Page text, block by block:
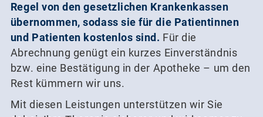
Regel von den gesetzlichen Krankenkassen
übernommen, sodass sie für die Patientinnen
und Patienten kostenlos sind. Für die
Abrechnung genügt ein kurzes Einverständnis
bzw. eine Bestätigung in der Apotheke – um den
Rest kümmern wir uns.
Mit diesen Leistungen unterstützen wir Sie